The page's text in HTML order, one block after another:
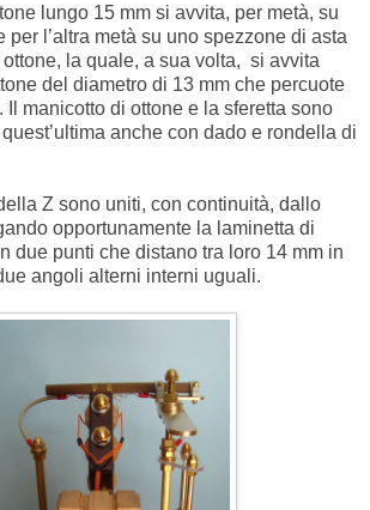
lungo 15 mm si avvita, per metà, su
per l’altra metà su uno spezzone di asta
la quale, a sua volta, si avvita
del diametro di 13 mm che percuote
Il manicotto di ottone e la sferetta sono
anche con dado e rondella di
Z sono uniti, con continuità, dallo
opportunamente la laminetta di
due punti che distano tra loro 14 mm in
angoli alterni interni uguali.